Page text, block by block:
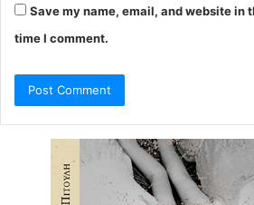
Save my name, email, and website in
time I comment.